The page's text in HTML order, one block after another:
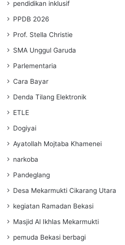
pendidikan inklusif
PPDB 2026
Prof. Stella Christie
SMA Unggul Garuda
Parlementaria
Cara Bayar
Denda Tilang Elektronik
ETLE
Dogiyai
Ayatollah Mojtaba Khamenei
narkoba
Pandeglang
Desa Mekarmukti Cikarang Utara
kegiatan Ramadan Bekasi
Masjid Al Ikhlas Mekarmukti
pemuda Bekasi berbagi